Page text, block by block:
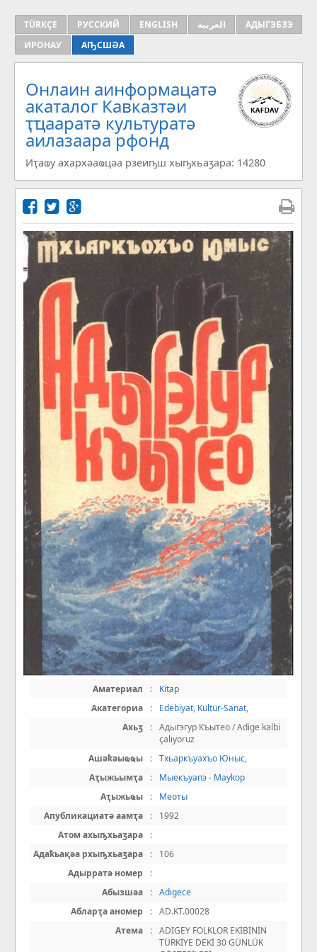
TÜRKÇE РУССКИЙ ENGLISH العربية
АДЫГЭБЗЭ
ИРОНАУ
АҦСШӘА
Онлаин аинформацатә
aкаталог Кавказтәи
ҭҵааратә культуратә
аилазаара рфонд
Иҭаҩу ахархәаҩцәа рзеиҧш хыҧхьаӡара: 14280
Аматериал :
Kitap
Акатегориа
: Edebiyat, Kültür-Sanat,
Ахьӡ
: Адыгэгур Къытео / Adige kalbi
çalıyoruz
Ашәҟәыҩҩы
: Тхьаркъуахъо Юныс,
Аҭыжьымҭа
:
Мыекъуапэ - Maykop
Аҭыжьҩы
:
Меоты
Апубликациатә аамҭа
:
1992
Атом ахыҧхьаӡара
:
Адаҟьақәа рхыҧхьаӡара
:
106
Адырратә номер
:
Абызшәа
: Adıgece
Абларҭа аномер
: AD.KT.00028
Атема
: ADIGEY FOLKLOR EKİBİNİN
TÜRKİYE DEKİ 30 GÜNLÜK